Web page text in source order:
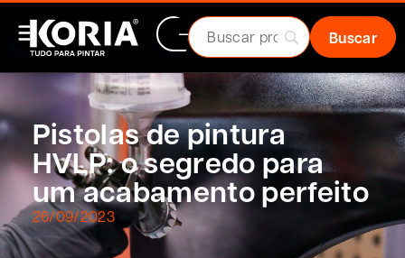
Pistolas de pintura
HVLP: o segredo para
um acabamento perfeito
26/09/2023